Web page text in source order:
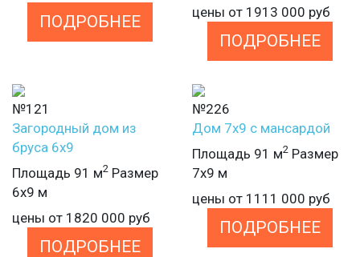
ПОДРОБНЕЕ цены от 1913 000 руб
ПОДРОБНЕЕ
№121
Загородный дом из
бруса 6х9
Площадь 91 м2 Размер
6х9 м
цены от 1820 000 руб
ПОДРОБНЕЕ
№226
Дом 7х9 с мансардой
Площадь 91 м2 Размер
7х9 м
цены от 1111 000 руб
ПОДРОБНЕЕ